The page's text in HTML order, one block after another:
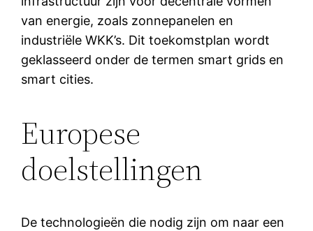
van energie, zoals zonnepanelen en
industriële WKK’s. Dit toekomstplan wordt
geklasseerd onder de termen smart grids en
smart cities.
Europese
doelstellingen
De technologieën die nodig zijn om naar een